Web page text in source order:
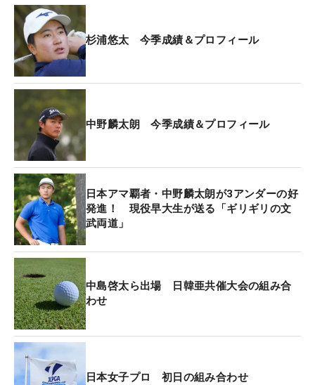
杉浦悠太 今季成績＆プロフィール
中野麟太朗 今季成績＆プロフィール
日本アマ覇者・中野麟太朗が3アンダーの好
発進！ 現役早大生が送る「ギリギリの文
武両道」
中島啓太ら出場 日韓亜共催大会の組み合
わせ
日本女子プロ 初日の組み合わせ